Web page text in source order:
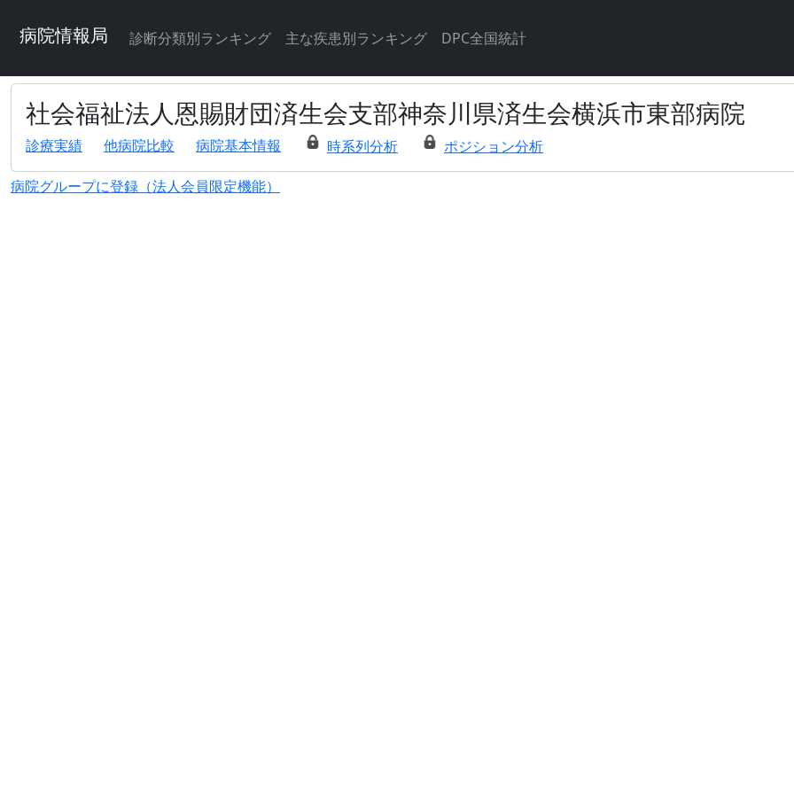
病院情報局 診断分類別ランキング 主な疾患別ランキング DPC全国統計
社会福祉法人恩賜財団済生会支部神奈川県済生会横浜市東部病院
診療実績 他病院比較 病院基本情報 時系列分析 ポジション分析
病院グループに登録（法人会員限定機能）